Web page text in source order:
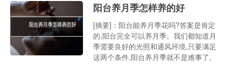
阳台养月季怎样养的好
[摘要]：阳台能养月季花吗?答案是肯定
的,阳台完全可以养月季。我们都知道月
季需要良好的光照和通风环境,只要满足
这两个条件,阳台养月季就不是难事了,